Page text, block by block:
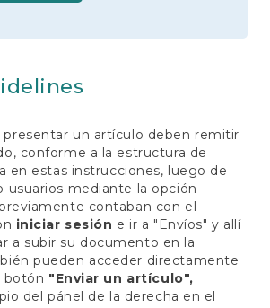
presentar un artículo deben remitir
conforme a la estructura de
en estas instrucciones, luego de
usuarios mediante la opción
contaban con el
iniciar sesión e ir a "Envíos" y allí
a subir su documento en la
pueden acceder directamente
botón "Enviar un artículo",
del pánel de la derecha en el